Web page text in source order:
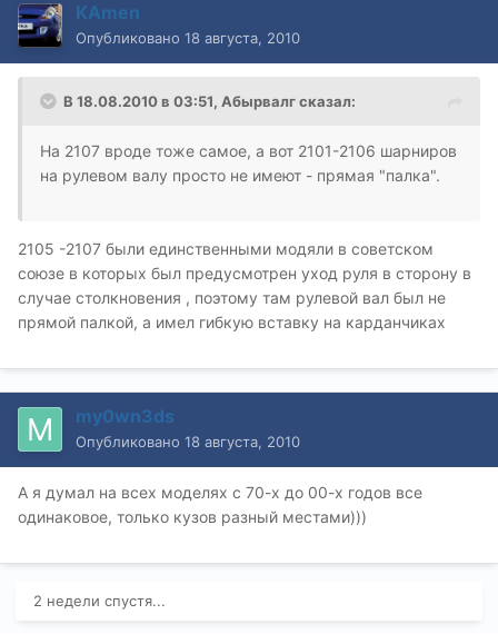
KAmen
Опубликовано 18 августа, 2010
В 18.08.2010 в 03:51, Абырвалг сказал:
На 2107 вроде тоже самое, а вот 2101-2106 шарниров
на рулевом валу просто не имеют - прямая "палка".
2105 -2107 были единственными модяли в советском
союзе в которых был предусмотрен уход руля в сторону в
случае столкновения , поэтому там рулевой вал был не
прямой палкой, а имел гибкую вставку на карданчиках
my0wn3ds
Опубликовано 18 августа, 2010
А я думал на всех моделях с 70-х до 00-х годов все
одинаковое, только кузов разный местами)))
2 недели спустя...